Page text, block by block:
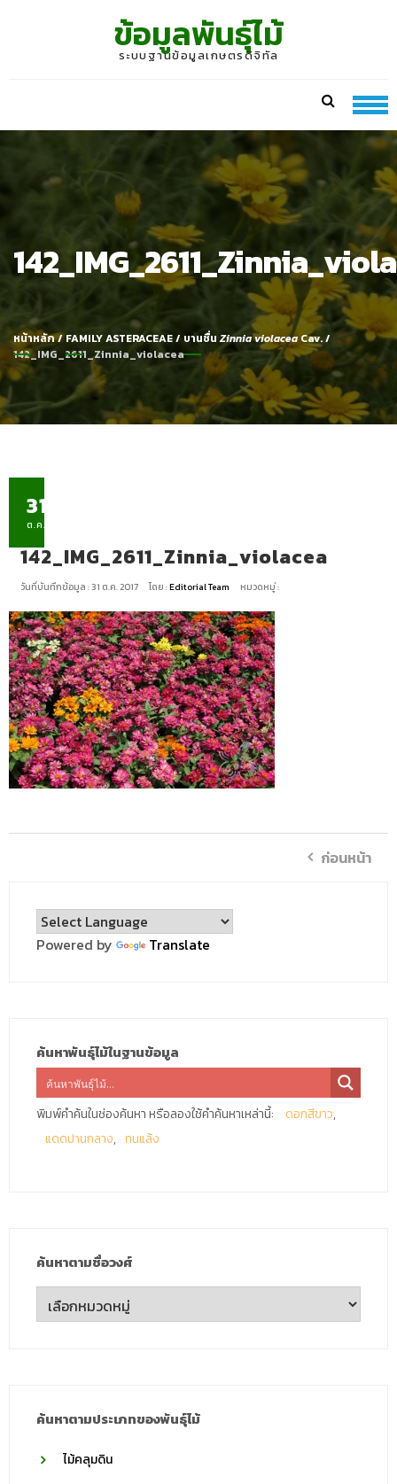
ข้อมูลพันธุ์ไม้
ระบบฐานข้อมูลเกษตรดิจิทัล
หน้าหลัก/FAMILY ASTERACEAE/ บานชื่นZinnia violaceaCav./
142_IMG_2611_Zinnia_violacea
31
ต.ค.
142_IMG_2611_Zinnia_violacea
วันที่บันทึกข้อมูล : 31 ต.ค. 2017 โดย :Editorial Team หมวดหมู่ :
ก่อนหน้า
Powered by Translate
ค้นหาพันธุ์ไม้ในฐานข้อมูล
พิมพ์คำค้นในช่องค้นหา หรือลองใช้คำค้นหาเหล่านี้:
ดอกสีขาว
แดดปานกลาง
ทนแล้ง
ค้นหาตามชื่อวงศ์
ค้นหา
ตาม
ค้นหาตามประเภทของพันธุ์ไม้
ไม้คลุมดิน